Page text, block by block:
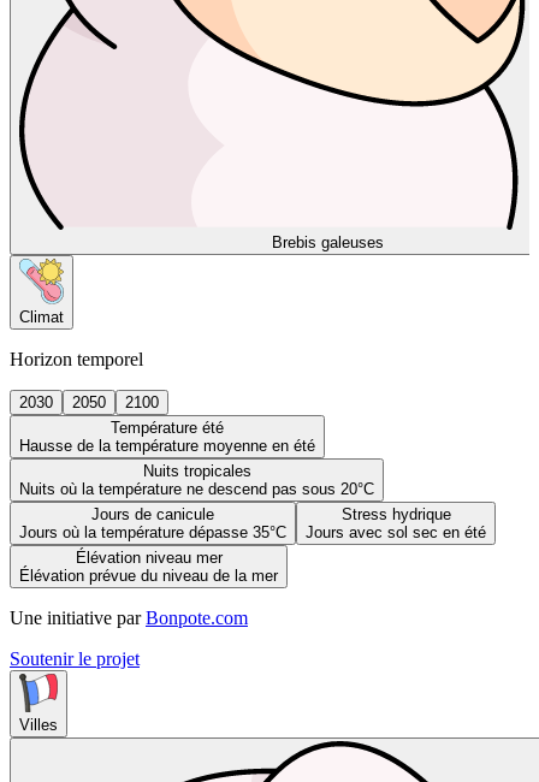
Brebis galeuses
Climat
Horizon temporel
2030 2050
2100
Température été
Hausse de la température moyenne en été
Nuits tropicales
Nuits où la température ne descend pas sous 20°C
Jours de canicule
Jours où la température dépasse 35°C
Stress hydrique
Jours avec sol sec en été
Élévation niveau mer
Élévation prévue du niveau de la mer
Une initiative par Bonpote.com
Soutenir le projet
Villes